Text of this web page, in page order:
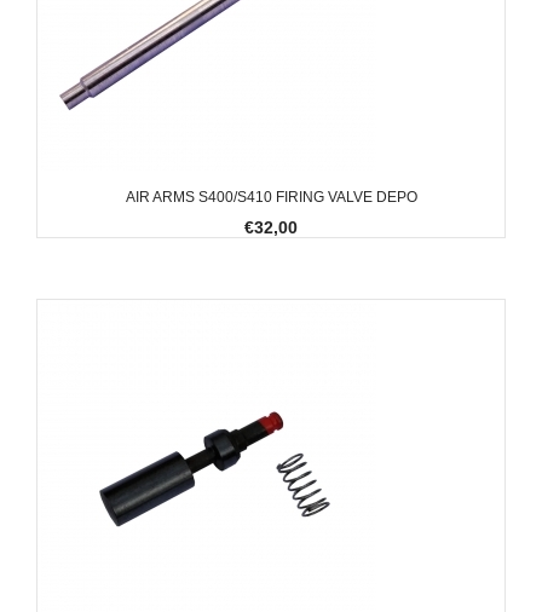
AIR ARMS S400/S410 FIRING VALVE DEPO
€32,00